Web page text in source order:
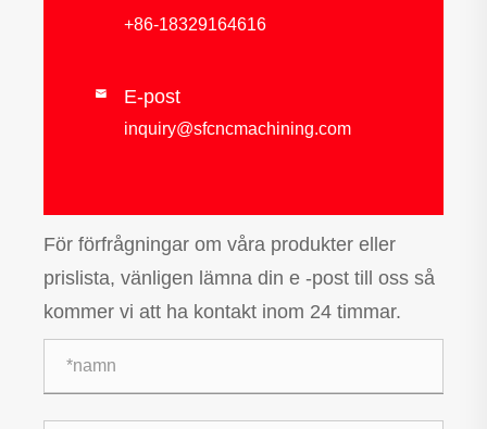
+86-18329164616
 E-post
inquiry@sfcncmachining.com
För förfrågningar om våra produkter eller
prislista, vänligen lämna din e -post till oss så
kommer vi att ha kontakt inom 24 timmar.